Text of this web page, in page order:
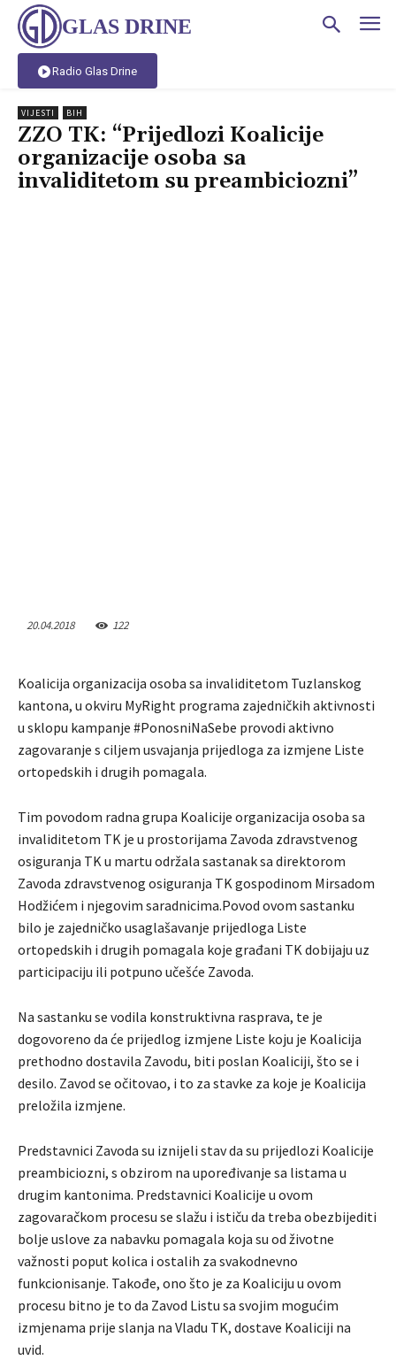
GLAS DRINE
Radio Glas Drine
VIJESTI BIH
ZZO TK: “Prijedlozi Koalicije
organizacije osoba sa
invaliditetom su preambiciozni”
20.04.2018 122
Koalicija organizacija osoba sa invaliditetom Tuzlanskog
kantona, u okviru MyRight programa zajedničkih aktivnosti
u sklopu kampanje #PonosniNaSebe provodi aktivno
zagovaranje s ciljem usvajanja prijedloga za izmjene Liste
ortopedskih i drugih pomagala.
Tim povodom radna grupa Koalicije organizacija osoba sa
invaliditetom TK je u prostorijama Zavoda zdravstvenog
osiguranja TK u martu održala sastanak sa direktorom
Zavoda zdravstvenog osiguranja TK gospodinom Mirsadom
Hodžićem i njegovim saradnicima.Povod ovom sastanku
bilo je zajedničko usaglašavanje prijedloga Liste
ortopedskih i drugih pomagala koje građani TK dobijaju uz
participaciju ili potpuno učešće Zavoda.
Na sastanku se vodila konstruktivna rasprava, te je
dogovoreno da će prijedlog izmjene Liste koju je Koalicija
prethodno dostavila Zavodu, biti poslan Koaliciji, što se i
desilo. Zavod se očitovao, i to za stavke za koje je Koalicija
preložila izmjene.
Predstavnici Zavoda su iznijeli stav da su prijedlozi Koalicije
preambiciozni, s obzirom na upoređivanje sa listama u
drugim kantonima. Predstavnici Koalicije u ovom
zagovaračkom procesu se slažu i ističu da treba obezbijediti
bolje uslove za nabavku pomagala koja su od životne
važnosti poput kolica i ostalih za svakodnevno
funkcionisanje. Takođe, ono što je za Koaliciju u ovom
procesu bitno je to da Zavod Listu sa svojim mogućim
izmjenama prije slanja na Vladu TK, dostave Koaliciji na
uvid.